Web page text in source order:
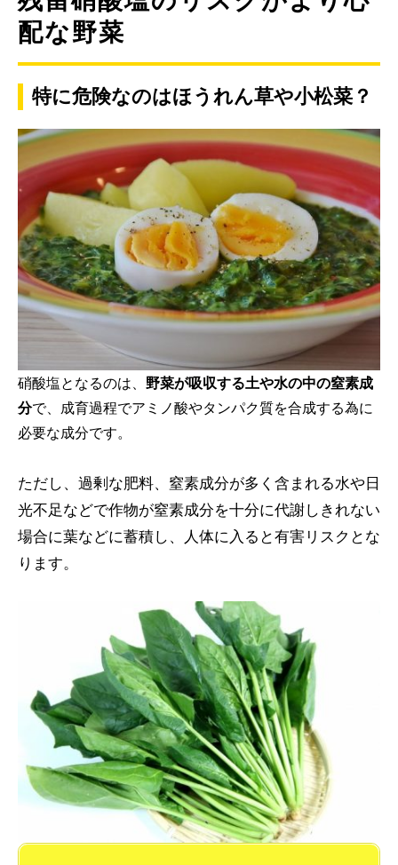
配な野菜
特に危険なのはほうれん草や小松菜？
硝酸塩となるのは、 野菜が吸収する土や水の中の窒素成
分で、成育過程でアミノ酸やタンパク質を合成する為に
必要な成分です。
ただし、過剰な肥料、窒素成分が多く含まれる水や日
光不足などで作物が窒素成分を十分に代謝しきれない
場合に葉などに蓄積し、人体に入ると有害リスクとな
ります。